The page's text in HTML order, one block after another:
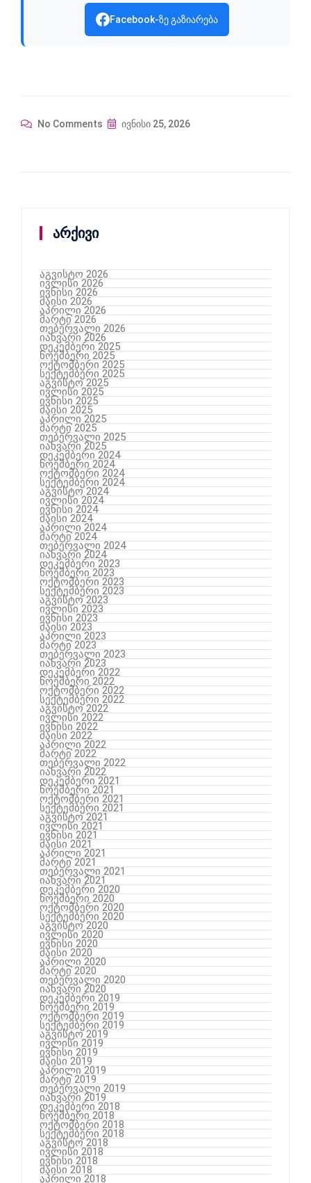
Facebook-ზე გაზიარება
No Comments ივნისი 25, 2026
არქივი
აგვისტო 2026
ივლისი 2026
ივნისი 2026
მაისი 2026
აპრილი 2026
მარტი 2026
თებერვალი 2026
იანვარი 2026
დეკემბერი 2025
ნოემბერი 2025
ოქტომბერი 2025
სექტემბერი 2025
აგვისტო 2025
ივლისი 2025
ივნისი 2025
მაისი 2025
აპრილი 2025
მარტი 2025
თებერვალი 2025
იანვარი 2025
დეკემბერი 2024
ნოემბერი 2024
ოქტომბერი 2024
სექტემბერი 2024
აგვისტო 2024
ივლისი 2024
ივნისი 2024
მაისი 2024
აპრილი 2024
მარტი 2024
თებერვალი 2024
იანვარი 2024
დეკემბერი 2023
ნოემბერი 2023
ოქტომბერი 2023
სექტემბერი 2023
აგვისტო 2023
ივლისი 2023
ივნისი 2023
მაისი 2023
აპრილი 2023
მარტი 2023
თებერვალი 2023
იანვარი 2023
დეკემბერი 2022
ნოემბერი 2022
ოქტომბერი 2022
სექტემბერი 2022
აგვისტო 2022
ივლისი 2022
ივნისი 2022
მაისი 2022
აპრილი 2022
მარტი 2022
თებერვალი 2022
იანვარი 2022
დეკემბერი 2021
ნოემბერი 2021
ოქტომბერი 2021
სექტემბერი 2021
აგვისტო 2021
ივლისი 2021
ივნისი 2021
მაისი 2021
აპრილი 2021
მარტი 2021
თებერვალი 2021
იანვარი 2021
დეკემბერი 2020
ნოემბერი 2020
ოქტომბერი 2020
სექტემბერი 2020
აგვისტო 2020
ივლისი 2020
ივნისი 2020
მაისი 2020
აპრილი 2020
მარტი 2020
თებერვალი 2020
იანვარი 2020
დეკემბერი 2019
ნოემბერი 2019
ოქტომბერი 2019
სექტემბერი 2019
აგვისტო 2019
ივლისი 2019
ივნისი 2019
მაისი 2019
აპრილი 2019
მარტი 2019
თებერვალი 2019
იანვარი 2019
დეკემბერი 2018
ნოემბერი 2018
ოქტომბერი 2018
სექტემბერი 2018
აგვისტო 2018
ივლისი 2018
ივნისი 2018
მაისი 2018
აპრილი 2018